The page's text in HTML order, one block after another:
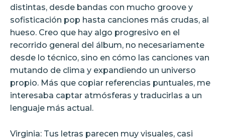
distintas, desde bandas con mucho groove y
sofisticación pop hasta canciones más crudas, al
hueso. Creo que hay algo progresivo en el
recorrido general del álbum, no necesariamente
desde lo técnico, sino en cómo las canciones van
mutando de clima y expandiendo un universo
propio. Más que copiar referencias puntuales, me
interesaba captar atmósferas y traducirlas a un
lenguaje más actual.
Virginia: Tus letras parecen muy visuales, casi